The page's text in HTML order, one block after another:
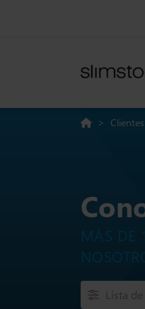
> Clientes
MÁS
Lista